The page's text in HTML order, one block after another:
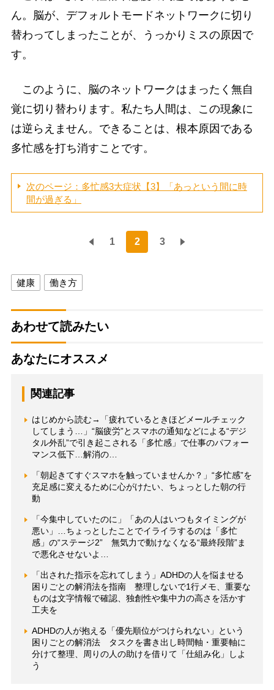
ん。脳が、デフォルトモードネットワークに切り
替わってしまったことが、うっかりミスの原因で
す。
このように、脳のネットワークはまったく無自
覚に切り替わります。私たち人間は、この現象に
は逆らえません。できることは、根本原因である
多忙感を打ち消すことです。
次のページ：多忙感3大症状【3】「あっという間に時
間が過ぎる」
1 2 3
健康 働き方
あわせて読みたい
あなたにオススメ
関連記事
はじめから読む→「疲れているときほどメールチェック
してしまう…」“脳疲労”とスマホの通知などによる“デジ
タル外乱”で引き起こされる「多忙感」で仕事のパフォー
マンス低下…解消の…
「朝起きてすぐスマホを触っていませんか？」“多忙感”を
充足感に変えるために心がけたい、ちょっとした朝の行
動
「今集中していたのに」「あの人はいつもタイミングが
悪い」…ちょっとしたことでイライラするのは「多忙
感」の“ステージ2” 無気力で動けなくなる“最終段階”ま
で悪化させないよ…
「出された指示を忘れてしまう」ADHDの人を悩ませる
困りごとの解消法を指南 整理しないで1行メモ、重要な
ものは文字情報で確認、独創性や集中力の高さを活かす
工夫を
ADHDの人が抱える「優先順位がつけられない」という
困りごとの解消法 タスクを書き出し時間軸・重要軸に
分けて整理、周りの人の助けを借りて「仕組み化」しよ
う